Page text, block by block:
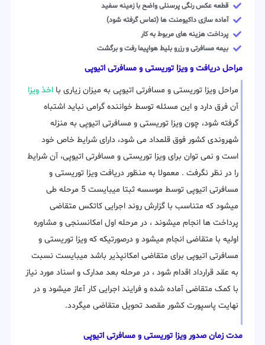
قطعه عکس رنگی پرسنلی واضح با زمینه سفید
آماده سازی داکیومنت ها (تماس گرفته شود)
پرداخت هزینه های مربوط به کار
بیمه مسافرتی و رزرو بلیط هواپیما رفت و برگشت
مراحل دریافت و ویزا توریستی و مسافرتی اتیوپی
مراحل ویزا توریستی و مسافرتی اتیوپی به میزان زیاری با اخذ ویزا
آن فرق دارد و این مسئله توسط خواننده گرامی نباید اشتباه
گرفته شود، چون ویزا توریستی و مسافرتی اتیوپی به منزله
شهروندی کشور فوق قلمداد می شود، دارای شرایط خاص خود
است و نمی توان برای ویزا توریستی و مسافرتی اتیوپی، آن شرایط
را در نظر نگرفت . معمولا به منظور دریافت ویزا توریستی و
مسافرتی اتیوپی توسط موسسه ثبتا میبایست 5 مرحله طی
میشود که متناسب با گزارش روند اجرایی کاتکس متقاضی
پرداخت ها انجام میشوند ، در مرحله اول امکانسنجی و مشاوره
اولیه با متقاضی انجام میشود و درصورتیکه که ویزا توریستی و
مسافرتی اتیوپی برای متقاضی امکانپذیر باشد میبایست نسبت
به عقد قرارداد اقدام شود ، در مرحله بعد مدارک و اسناد مورد نیاز
با کمک متقاضی آماده شده و فرایند اجرایی کار آعاز میشود و در
نهایت پاسپورت کشور مقصد تحویل متقاضی میگردد.
مدت زمان صدور ویزا توریستی و مسافرتی اتیوپی